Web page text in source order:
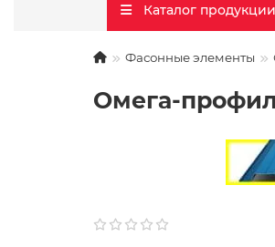
Каталог продукции
Фасонные элементы
Омега-